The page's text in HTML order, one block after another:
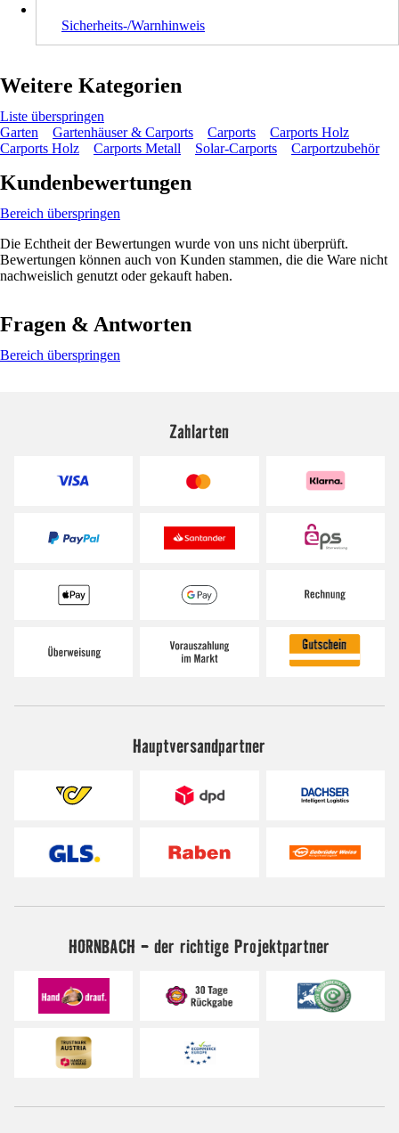
Sicherheits-/Warnhinweis
Weitere Kategorien
Liste überspringen
Garten
Gartenhäuser & Carports Carports
Carports Holz
Carports Holz
Carports Metall Solar-Carports Carportzubehör
Kundenbewertungen
Bereich überspringen
Die Echtheit der Bewertungen wurde von uns nicht überprüft.
Bewertungen können auch von Kunden stammen, die die Ware nicht
nachweislich genutzt oder gekauft haben.
Fragen & Antworten
Bereich überspringen
Zahlarten
Hauptversandpartner
HORNBACH - der richtige Projektpartner